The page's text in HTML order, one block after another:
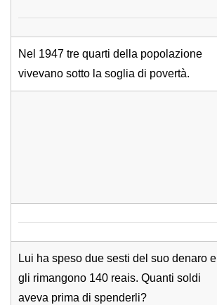
Nel 1947 tre quarti della popolazione
vivevano sotto la soglia di povertà.
Lui ha speso due sesti del suo denaro e
gli rimangono 140 reais. Quanti soldi
aveva prima di spenderli?